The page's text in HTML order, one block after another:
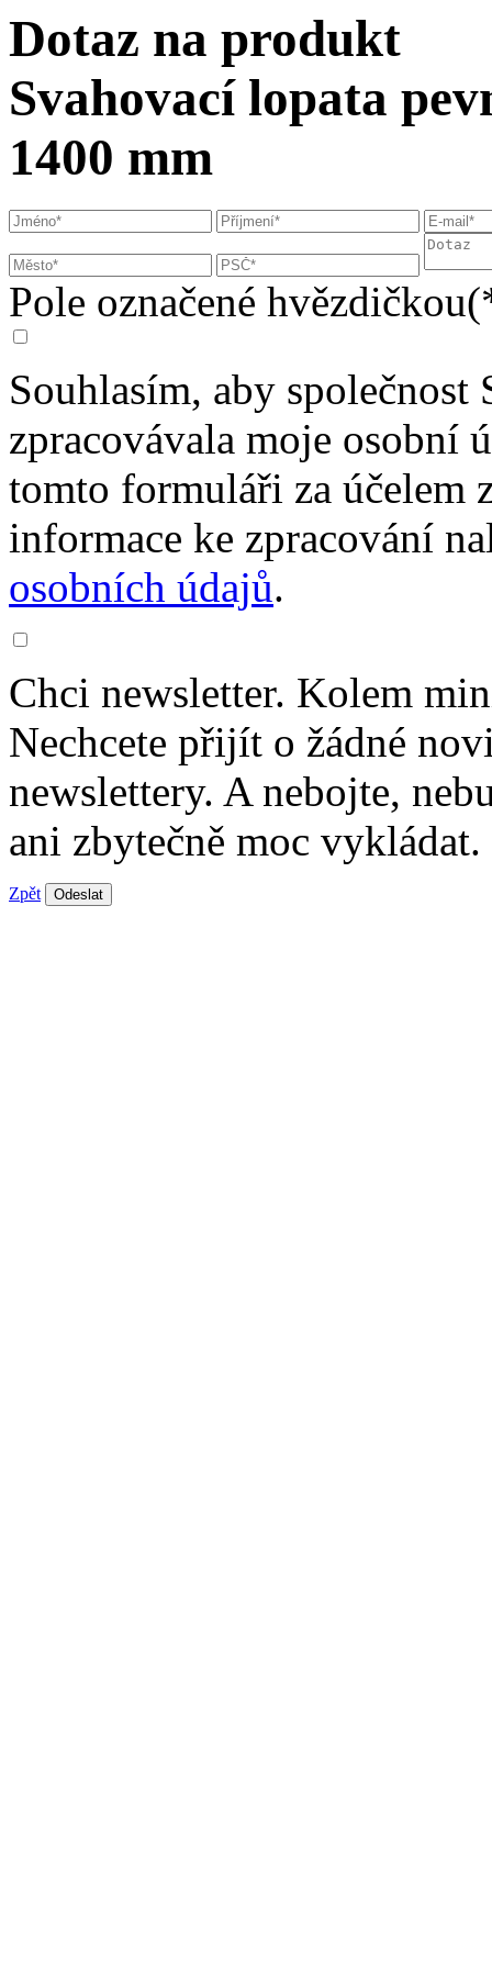
Dotaz na produkt
Svahovací lopata
1400 mm
Pole označené
Souhlasím, aby společnost
zpracovávala moje osobní
tomto formuláři za účelem
informace ke zpracování
osobních údajů.
Chci newsletter. Kolem
Nechcete přijít o žádné
newslettery. A nebojte,
ani zbytečně moc vykládat.
Zpět Odeslat